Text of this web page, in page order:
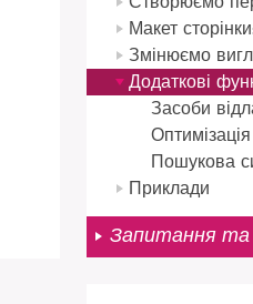
Макет
Змінюємо
Додаткові
Засоби
Пошукова
Приклади
Запитання та